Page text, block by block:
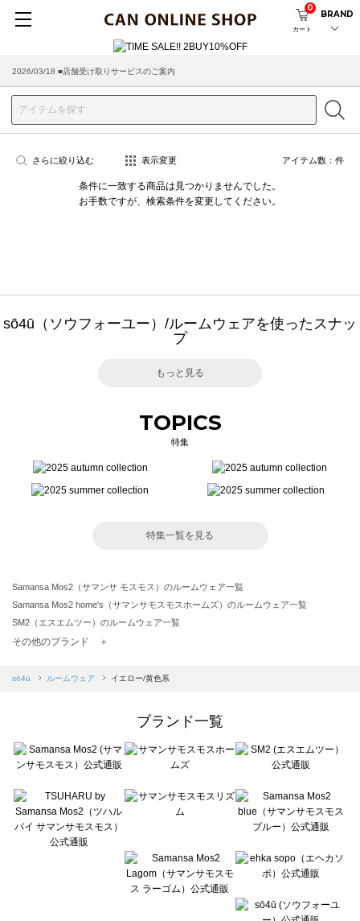
カート
0
BRAND
2026/03/18 ■店舗受け取りサービスのご案内
さらに絞り込む 表示変更 アイテム数： 件
条件に一致する商品は見つかりませんでした。
お手数ですが、検索条件を変更してください。
sō4ū（ソウフォーユー）/ルームウェアを使ったスナッ
プ
もっと見る
TOPICS
特集
特集一覧を見る
Samansa Mos2（サマンサ モスモス）のルームウェア一覧
Samansa Mos2 home's（サマンサモスモスホームズ）のルームウェア一覧
SM2（エスエムツー）のルームウェア一覧
TSUHARU by Samansa Mos2（ツハルバイサマンサモスモス）のルームウェア一覧
Samansa Mos2 blue（サマンサモスモス ブルー）のルームウェア一覧
sō4ū（ソウフォーユー）のルームウェア一覧
Te chichi（テチチ）のルームウェア一覧
Te chichi CLASSIC（テチチ クラシック）のルームウェア一覧
Lugnoncure（ルノンキュール）のルームウェア一覧
BETTY'S BLUE（べティーズブルー）のルームウェア一覧
Wpc.（ワールドパーティー）のルームウェア一覧
その他のブランド ＋
sō4ū ルームウェア イエロー/黄色系
ブランド一覧